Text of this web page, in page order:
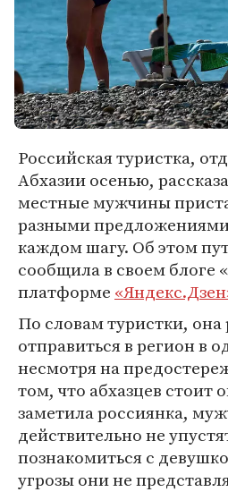
Российская туристка,
Абхазии осенью,
местные мужчины
разными
каждом шагу. Об этом
сообщила в своем блоге
платформе
По словам туристки,
отправиться в регион в
несмотря на
том, что абхазцев стоит
заметила россиянка,
действительно не
познакомиться с
угрозы они не